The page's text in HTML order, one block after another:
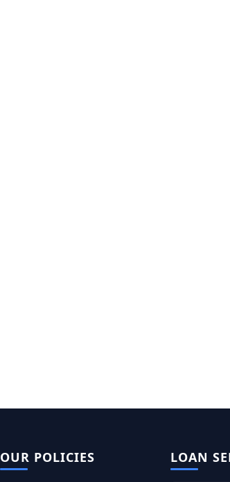
OUR POLICIES LOAN